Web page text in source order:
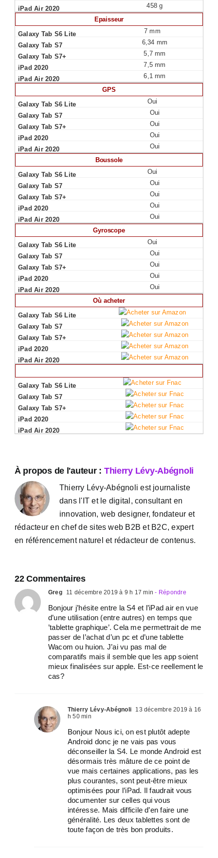
458 g
Epaisseur
7 mm
6,34 mm
5,7 mm
7,5 mm
6,1 mm
GPS
Oui
Oui
Oui
Oui
Oui
Boussole
Oui
Oui
Oui
Oui
Oui
Gyroscope
Oui
Oui
Oui
Oui
Oui
Où acheter
À propos de l'auteur : Thierry Lévy-Abégnoli
Thierry Lévy-Abégnoli est journaliste
dans l'IT et le digital, consultant en
innovation, web designer, fondateur et
rédacteur en chef de sites web B2B et B2C, expert
en référencement naturel et rédacteur de contenus.
22 Commentaires
Greg 11 décembre 2019 à 9 h 17 min - Répondre
Bonjour j’hésite entre la S4 et l’iPad air en vue
d’une utilisation (entre autres) en temps que
’tablette graphique’. Cela me permettrait de me
passer de l’achat d’un pc et d’une tablette
Wacom ou huion. J’ai vu pas mal de
comparatifs mais il semble que les app soient
mieux finalisées sur apple. Est-ce reellement le
cas?
Thierry Lévy-Abégnoli
13 décembre 2019 à 16
h 50 min
Bonjour Nous ici, on est plutôt adepte
Android donc je ne vais pas vous
déconseiller la S4. Le monde Android est
désormais très mâture de ce point de
vue mais certaines applications, pas les
plus courantes, sont peut-être mieux
optimisées pour l’iPad. Il faudrait vous
documenter sur celles qui vous
intéresse. Mais difficile d’en faire une
généralité. Les deux tablettes sont de
toute façon de très bon produits.